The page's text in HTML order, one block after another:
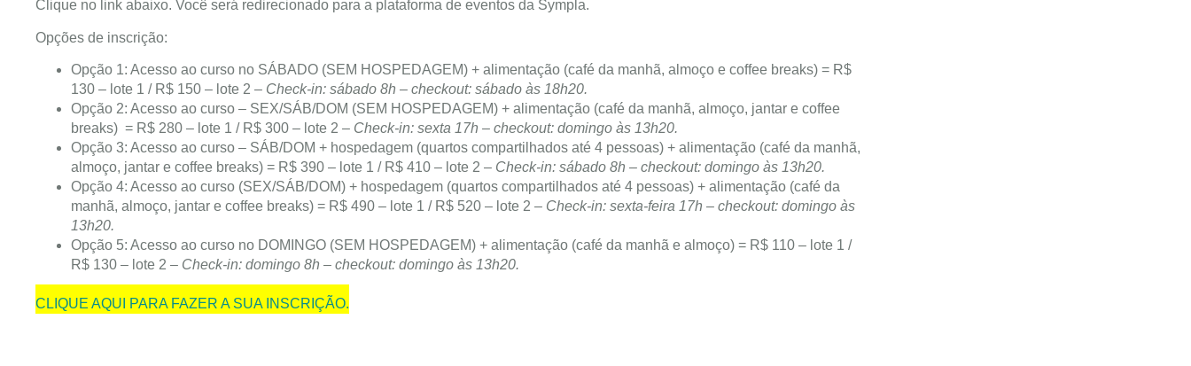
Clique no link abaixo. Você será redirecionado para a plataforma de eventos da Sympla.
Opções de inscrição:
Opção 1: Acesso ao curso no SÁBADO (SEM HOSPEDAGEM) + alimentação (café da manhã, almoço e coffee breaks) = R$
130 – lote 1 / R$ 150 – lote 2 – Check-in: sábado 8h – checkout: sábado às 18h20.
Opção 2: Acesso ao curso – SEX/SÁB/DOM (SEM HOSPEDAGEM) + alimentação (café da manhã, almoço, jantar e coffee
breaks) = R$ 280 – lote 1 / R$ 300 – lote 2 – Check-in: sexta 17h – checkout: domingo às 13h20.
Opção 3: Acesso ao curso – SÁB/DOM + hospedagem (quartos compartilhados até 4 pessoas) + alimentação (café da manhã,
almoço, jantar e coffee breaks) = R$ 390 – lote 1 / R$ 410 – lote 2 – Check-in: sábado 8h – checkout: domingo às 13h20.
Opção 4: Acesso ao curso (SEX/SÁB/DOM) + hospedagem (quartos compartilhados até 4 pessoas) + alimentação (café da
manhã, almoço, jantar e coffee breaks) = R$ 490 – lote 1 / R$ 520 – lote 2 – Check-in: sexta-feira 17h – checkout: domingo às
13h20.
Opção 5: Acesso ao curso no DOMINGO (SEM HOSPEDAGEM) + alimentação (café da manhã e almoço) = R$ 110 – lote 1 /
R$ 130 – lote 2 – Check-in: domingo 8h – checkout: domingo às 13h20.
CLIQUE AQUI PARA FAZER A SUA INSCRIÇÃO.